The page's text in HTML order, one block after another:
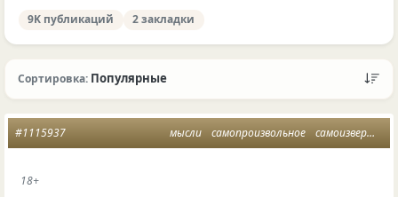
9K публикаций 2 закладки
Сортировка: Популярные
мысли самопроизвольное самоизвержение
#1115937
18+